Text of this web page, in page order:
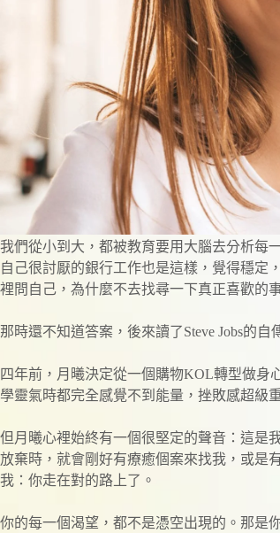
我們從小到大，都被教育要用大腦去分析每
自己很討厭的銀行工作也是這樣，覺得穩定
裡問自己，為什麼不去找尋一下真正喜歡的
那時還不知道答案，後來讀了Steve Jobs的
四年前，月曦決定從一個購物KOL轉型做身
學靈氣時都完全感覺不到能量，挫敗感超級
但月曦心裡始終有一個很堅定的聲音：這是
放棄時，就會剛好有療癒個案來找我，或是
我：你走在對的路上了。
你的每一個渴望，都不是憑空出現的。那是